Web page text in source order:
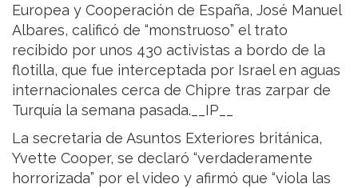
Europea y Cooperación de España, José Manuel
Albares, calificó de “monstruoso” el trato
recibido por unos 430 activistas a bordo de la
flotilla, que fue interceptada por Israel en aguas
internacionales cerca de Chipre tras zarpar de
Turquía la semana pasada.__IP__
La secretaria de Asuntos Exteriores británica,
Yvette Cooper, se declaró “verdaderamente
horrorizada” por el video y afirmó que “viola las